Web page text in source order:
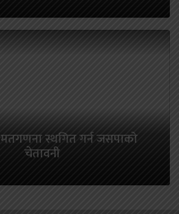
मतगणना स्थगित गर्न जसपाको
चेतावनी